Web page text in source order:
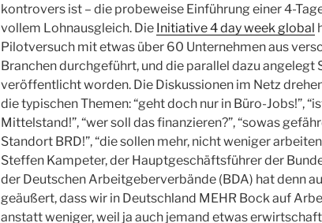
kontrovers ist – die probeweise Einführung einer 4-
vollem Lohnausgleich. Die Initiative 4 day week global
Pilotversuch mit etwas über 60 Unternehmen aus
Branchen durchgeführt, und die parallel dazu angelegt
veröffentlicht worden. Die Diskussionen im Netz
die typischen Themen: “geht doch nur in Büro-Jobs!”,
Mittelstand!”, “wer soll das finanzieren?”, “sowas
Standort BRD!”, “die sollen mehr, nicht weniger
Steffen Kampeter, der Hauptgeschäftsführer der
der Deutschen Arbeitgeberverbände (BDA) hat denn
geäußert, dass wir in Deutschland MEHR Bock auf
anstatt weniger, weil ja auch jemand etwas